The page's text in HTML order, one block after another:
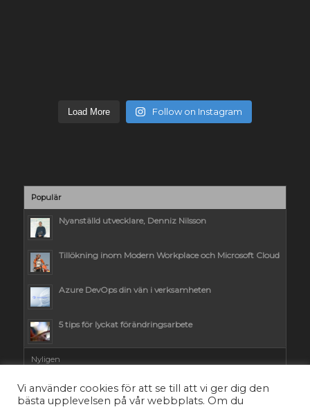
Load More Follow on Instagram
Populär
Nyanställd utvecklare, Denniz Nilsson
Tillökning inom Modern Workplace och Microsoft Cloud
Azure DevOps din vän i verksamheten
5 tips för lyckat förändringsarbete
Nyligen
Vi använder cookies för att se till att vi ger dig den
bästa upplevelsen på vår webbplats. Om du